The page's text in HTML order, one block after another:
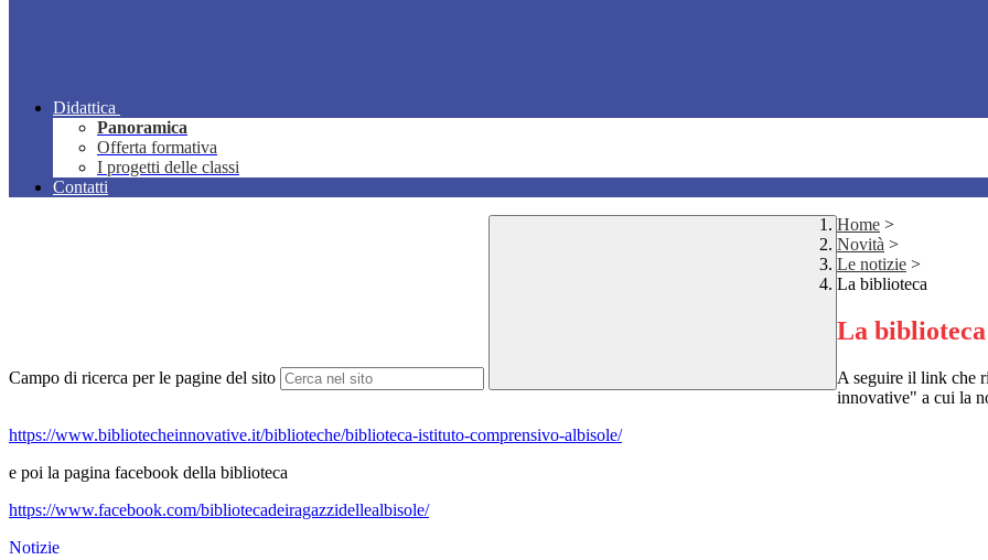
Didattica
Panoramica
Offerta formativa
I progetti delle classi
Contatti
Campo di ricerca per le pagine del sito
Home >
Novità >
Le notizie >
La biblioteca
La biblioteca
A seguire il link che
innovative" a cui la
https://www.bibliotecheinnovative.it/biblioteche/biblioteca-istituto-comprensivo-albisole/
e poi la pagina facebook della biblioteca
https://www.facebook.com/bibliotecadeiragazzidellealbisole/
Notizie